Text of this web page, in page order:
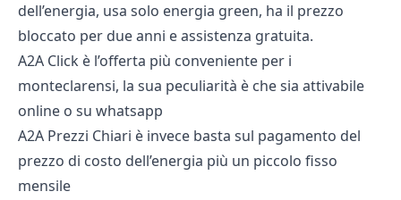
dell’energia, usa solo energia green, ha il prezzo
bloccato per due anni e assistenza gratuita.
A2A Click è l’offerta più conveniente per i
monteclarensi, la sua peculiarità è che sia attivabile
online o su whatsapp
A2A Prezzi Chiari è invece basta sul pagamento del
prezzo di costo dell’energia più un piccolo fisso
mensile